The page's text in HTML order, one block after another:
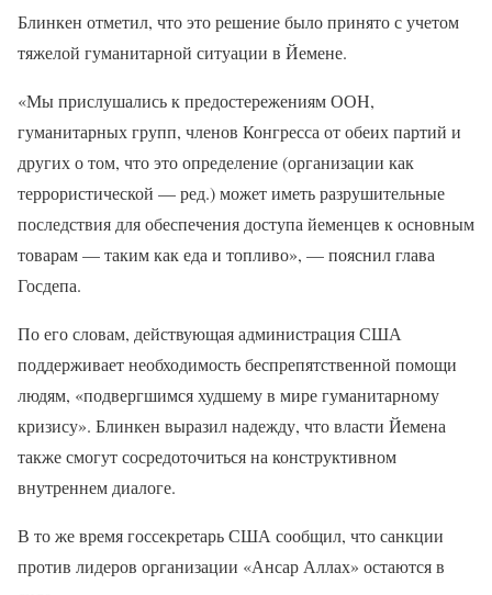
Блинкен отметил, что это решение было принято с учетом
тяжелой гуманитарной ситуации в Йемене.
«Мы прислушались к предостережениям ООН,
гуманитарных групп, членов Конгресса от обеих партий и
других о том, что это определение (организации как
террористической — ред.) может иметь разрушительные
последствия для обеспечения доступа йеменцев к основным
товарам — таким как еда и топливо», — пояснил глава
Госдепа.
По его словам, действующая администрация США
поддерживает необходимость беспрепятственной помощи
людям, «подвергшимся худшему в мире гуманитарному
кризису». Блинкен выразил надежду, что власти Йемена
также смогут сосредоточиться на конструктивном
внутреннем диалоге.
В то же время госсекретарь США сообщил, что санкции
против лидеров организации «Ансар Аллах» остаются в